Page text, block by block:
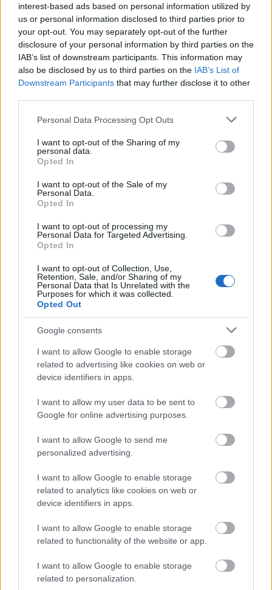
interest-based ads based on personal information utilized by
us or personal information disclosed to third parties prior to
your opt-out. You may separately opt-out of the further
disclosure of your personal information by third parties on the
IAB’s list of downstream participants. This information may
also be disclosed by us to third parties on the IAB’s List of
Downstream Participants that may further disclose it to other
Please note that this website/app uses one or more Google
not limited to your visit or usage behaviour. You may click to
grant or deny consent to Google and its third-party tags to
use your data for below specified purposes in below Google
consent section.
Personal Data Processing Opt Outs
I want to opt-out of the Sharing of my
personal data.
Opted In
I want to opt-out of the Sale of my
Personal Data.
Opted In
I want to opt-out of processing my
Personal Data for Targeted Advertising.
Opted In
I want to opt-out of Collection, Use,
Retention, Sale, and/or Sharing of my
Personal Data that Is Unrelated with the
Purposes for which it was collected.
Opted Out
Google consents
I want to allow Google to enable storage
related to advertising like cookies on web or
device identifiers in apps.
I want to allow my user data to be sent to
Google for online advertising purposes.
I want to allow Google to send me
personalized advertising.
I want to allow Google to enable storage
related to analytics like cookies on web or
device identifiers in apps.
I want to allow Google to enable storage
related to functionality of the website or app.
I want to allow Google to enable storage
related to personalization.
Szerelem(.hu)
szinhazhu•2009. október 09.
nem először rendez Miskolcon. Idén a 2005-ös Agyő
Európa, Európa agyő című munkájához hasonlóan
két előadásban dolgoz fel egy témát, amely jelen
esetben Barta Lajos novellája alapján a szerelem. A
párhuzamosan készülő két előadás egymást
szinhazhu•2009. október 09.